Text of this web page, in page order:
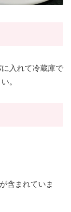
入れて冷蔵庫で
。
含まれていま